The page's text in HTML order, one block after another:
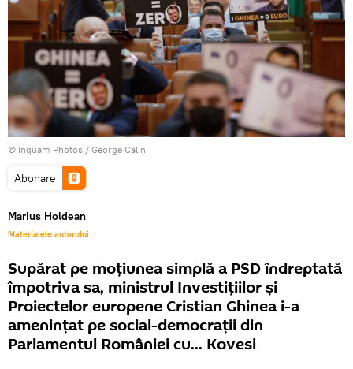
© Inquam Photos / George Calin
Abonare
Marius Holdean
Materialele autorului
Supărat pe moțiunea simplă a PSD îndreptată
împotriva sa, ministrul Investițiilor și
Proiectelor europene Cristian Ghinea i-a
amenințat pe social-democrații din
Parlamentul României cu... Kovesi